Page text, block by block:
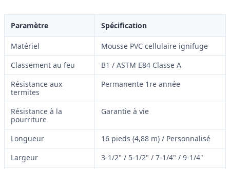
Paramètre Spécification
Matériel
Mousse PVC cellulaire ignifuge
Classement au feu
B1 / ASTM E84 Classe A
Résistance aux
termites
Permanente 1re année
Résistance à la
pourriture
Garantie à vie
Longueur
16 pieds (4,88 m) / Personnalisé
Largeur
3-1/2" / 5-1/2" / 7-1/4" / 9-1/4"